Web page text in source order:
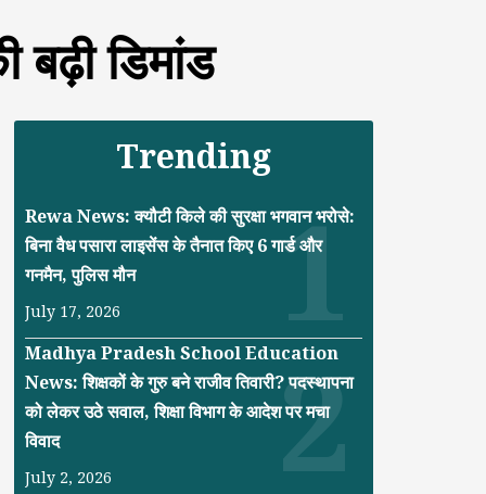
डिमांड
Trending
Rewa News: क्यौटी किले की सुरक्षा भगवान भरोसे:
बिना वैध पसारा लाइसेंस के तैनात किए 6 गार्ड और
गनमैन, पुलिस मौन
July 17, 2026
Madhya Pradesh School Education
News: शिक्षकों के गुरु बने राजीव तिवारी? पदस्थापना
को लेकर उठे सवाल, शिक्षा विभाग के आदेश पर मचा
विवाद
July 2, 2026